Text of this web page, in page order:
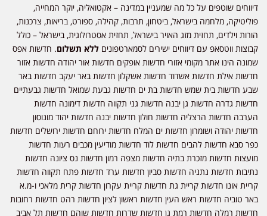
דיווחים שוטפים על כל מה שמעניין במדינה – אקטואליה, יוקר המחייה,
פוליטיקה, מלחמה בישראל, ביטחון, תרבות, קהילה, ספורט, בריאות, צרכנות,
הורות וילדים, תחזית מזג האויר בישראל, תחזית אסטרולוגית, בישראל – כולל
קבוצות ווטסאפ עם דיווחים ישירים לסמארטפונים ללא תשלום. חדשות אפס
שמונה הינו אתר מקומי אזורי חדשות אופקים חדשות אור יהודה חדשות אזור
חדשות אילת חדשות אשדוד חדשות אשקלון חדשות באר יעקב חדשות באר
שבע חדשות בית שמש חדשות בת ים חדשות גבעת שמואל חדשות גבעתיים
חדשות גדרה חדשות גן יבנה חדשות גני תקווה חדשות דימונה חדשות
הערבה חדשות הרצליה חדשות חולון חדשות יבנה חדשות יהוד מונוסון
חדשות יהודה ושומרון חדשות ים המלח חדשות ירוחם חדשות ירושלים חדשות
כפר סבא חדשות להבים חדשות לוד חדשות מודיעין מכבים רעות חדשות
מועצות חדשות מזכרת בתיה חדשות מצפה רמון חדשות נס ציונה חדשות
נתיבות חדשות נתניה חדשות סביון חדשות ערד חדשות פתח תקווה חדשות
קריית אונו חדשות קריית גת חדשות קריית עקרון חדשות קרית מלאכי ו-מ.א
באר טוביה חדשות ראש העין חדשות ראשון לציון חדשות רהט חדשות רחובות
חדשות רמלה חדשות רמת גן חדשות שדרות חדשות שוהם חדשות תל אביב